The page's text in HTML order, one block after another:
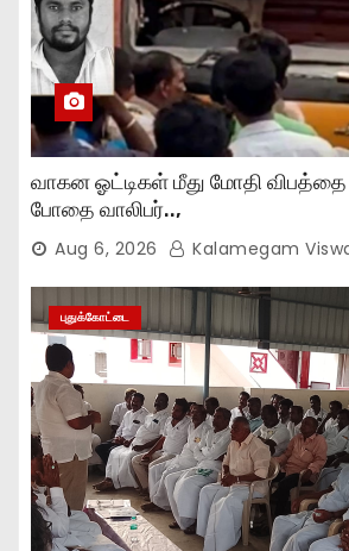
வாகன ஓட்டிகள் மீது மோதி விபத்தை
போதை வாலிபர்..,
Aug 6, 2026 Kalamegam
புதுக்கோட்டை